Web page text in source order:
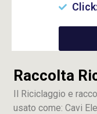
Raccolta
Il Riciclaggio e
usato come: Cavi